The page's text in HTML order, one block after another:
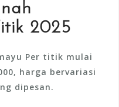
2025
Per titik mulai
harga bervariasi
dipesan.